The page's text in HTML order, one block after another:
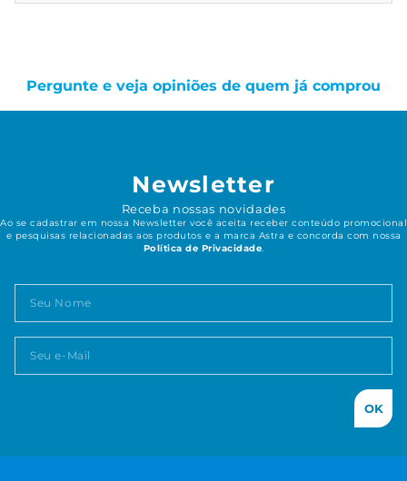
Pergunte e veja opiniões de quem já comprou
Newsletter
Receba nossas novidades
Ao se cadastrar em nossa Newsletter você aceita receber conteúdo promocional
e pesquisas relacionadas aos produtos e a marca Astra e concorda com nossa
Política de Privacidade
OK